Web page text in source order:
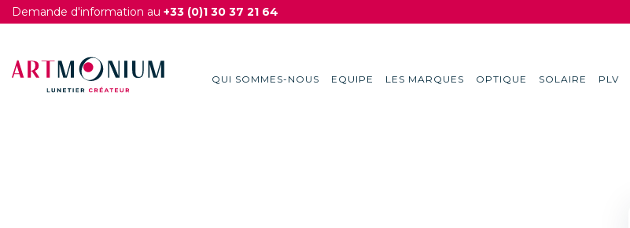
Demande d'information au +33 (0)1 30 37 21 64
QUI SOMMES-NOUS EQUIPE LES MARQUES OPTIQUE SOLAIRE PLV